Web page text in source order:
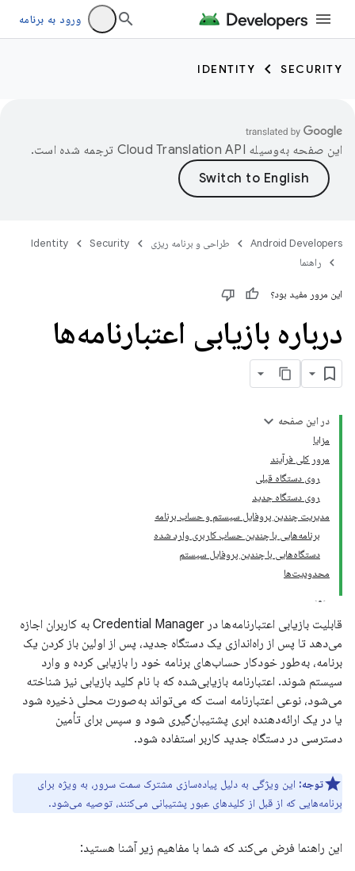
ورود به برنامه
SECURITY
IDENTITY
این صفحه به‌وسیله ترجمه شده است.
Android Developers طراحی و برنامه ریزی Security
Identity
راهنما
این مرور مفید بود؟
درباره بازیابی اعتبارنامه‌ها
در این صفحه
مزایا
مرور کلی فرآیند
روی دستگاه قبلی
روی دستگاه جدید
مدیریت چندین پروفایل سیستم و حساب برنامه
برنامه‌هایی با چندین حساب کاربری وارد شده
دستگاه‌هایی با چندین پروفایل سیستم
محدودیت‌ها
قابلیت بازیابی اعتبارنامه‌ها در Credential Manager به کاربران اجازه
می‌دهد تا پس از راه‌اندازی یک دستگاه جدید، پس از اولین باز کردن یک
برنامه، به‌طور خودکار حساب‌های برنامه خود را بازیابی کرده و وارد
سیستم شوند. اعتبارنامه بازیابی‌شده که با نام کلید بازیابی نیز شناخته
می‌شود، نوعی اعتبارنامه است که می‌تواند به‌صورت محلی ذخیره شود
یا در یک ارائه‌دهنده ابری پشتیبان‌گیری شود و سپس برای تأمین
دسترسی در دستگاه جدید کاربر استفاده شود.
توجه: این ویژگی به دلیل پیاده‌سازی مشترک سمت سرور، به ویژه برای
برنامه‌هایی که از قبل از کلیدهای عبور پشتیبانی می‌کنند، توصیه می‌شود.
این راهنما فرض می‌کند که شما با مفاهیم زیر آشنا هستید: